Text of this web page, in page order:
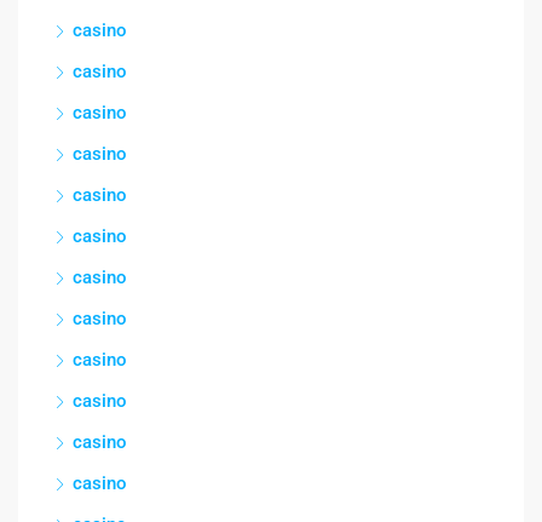
casino
casino
casino
casino
casino
casino
casino
casino
casino
casino
casino
casino